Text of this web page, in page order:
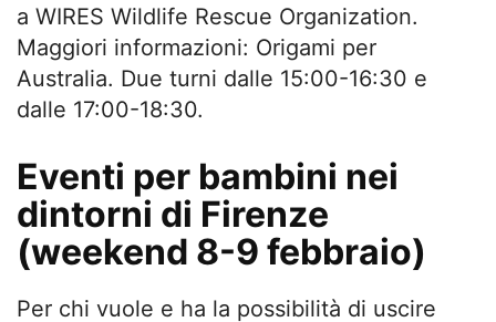
a WIRES Wildlife Rescue Organization.
Maggiori informazioni: Origami per
Australia. Due turni dalle 15:00-16:30 e
dalle 17:00-18:30.
Eventi per bambini nei
dintorni di Firenze
(weekend 8-9 febbraio)
Per chi vuole e ha la possibilità di uscire